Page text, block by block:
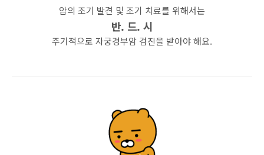
암의 조기 발견 및 조기 치료를 위해서는
반. 드. 시
주기적으로 자궁경부암 검진을 받아야 해요.